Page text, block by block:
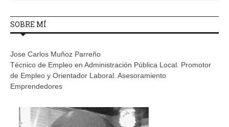
SOBRE MÍ
Jose Carlos Muñoz Parreño
Técnico de Empleo en Administración Pública Local. Promotor
de Empleo y Orientador Laboral. Asesoramiento
Emprendedores